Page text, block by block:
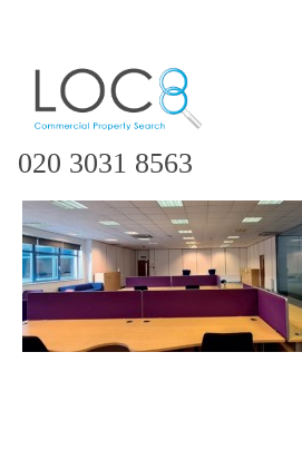
020 3031 8563